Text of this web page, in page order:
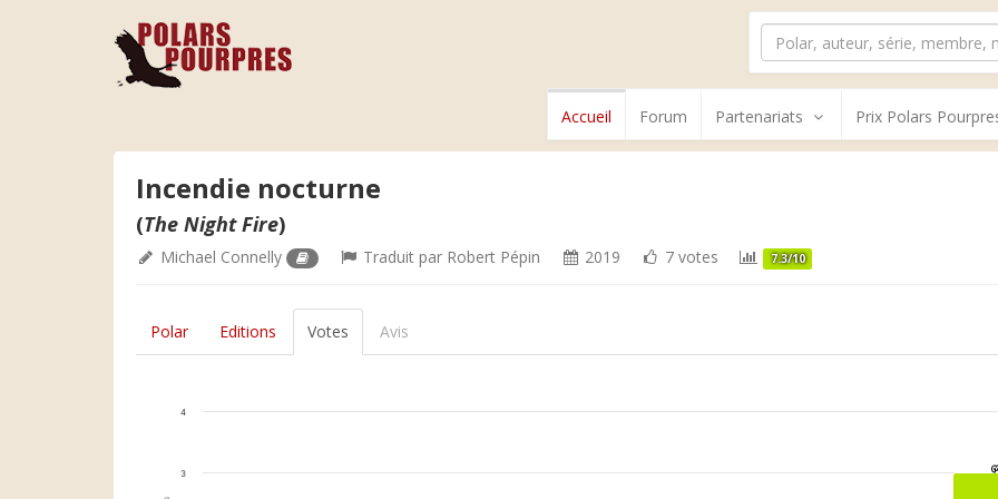
Accueil Forum Partenariats Prix Polars
Incendie nocturne
(The Night Fire)
Michael Connelly Traduit par Robert Pépin 2019 7 votes 7.3/10
Polar Editions Votes Avis
3
4